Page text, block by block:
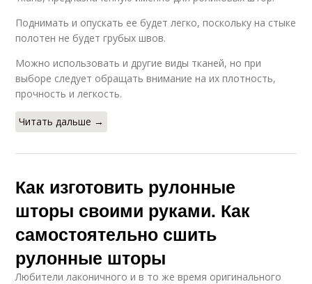
Поднимать и опускать ее будет легко, поскольку на стыке
полотен не будет грубых швов.
Можно использовать и другие виды тканей, но при
выборе следует обращать внимание на их плотность,
прочность и легкость.
Читать дальше →
Как изготовить рулонные
шторы своими руками. Как
самостоятельно сшить
рулонные шторы
Любители лаконичного и в то же время оригинального